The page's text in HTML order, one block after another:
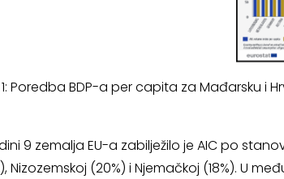
Poredba BDP-a per capita za Mađarsku i
9 zemalja EU-a zabilježilo je AIC po
Nizozemskoj (20%) i Njemačkoj (18%). U